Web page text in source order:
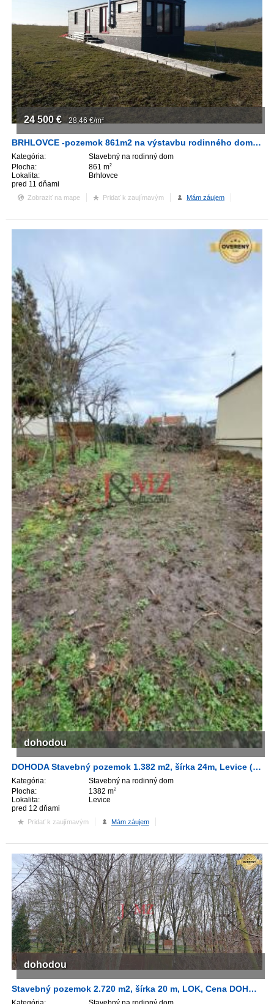
BRHLOVCE -pozemok 861m2 na výstavbu rodinného domu ,Kamenný Chotár
Kategória:
Stavebný na rodinný dom
Plocha:
861 m2
Lokalita:
Brhlovce
pred 11 dňami
24 500 € 28,46 €/m2
Zobraziť na mape Pridať k zaujímavým Mám záujem
DOHODA Stavebný pozemok 1.382 m2, šírka 24m, Levice (SM - 897)
Kategória:
Stavebný na rodinný dom
Plocha:
1382 m2
Lokalita:
Levice
pred 12 dňami
dohodou
Pridať k zaujímavým Mám záujem
Stavebný pozemok 2.720 m2, šírka 20 m, LOK, Cena DOHODOU (SM–898)
dohodou